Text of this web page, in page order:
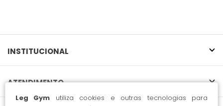
Leg Gym utiliza cookies e outras tecnologias para
INSTITUCIONAL
ATENDIMENTO